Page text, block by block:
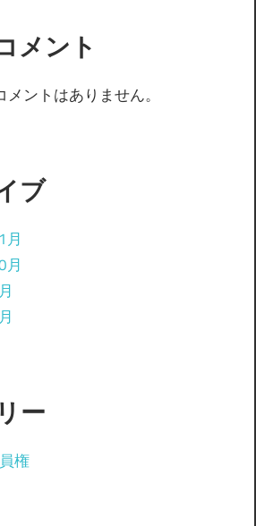
メント
ントはありません。
ブ
月
月
ー
権